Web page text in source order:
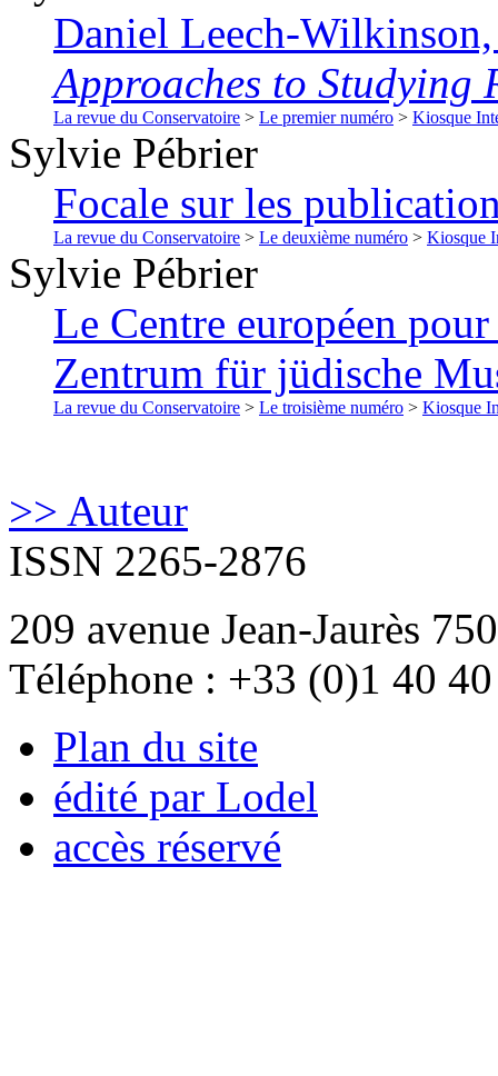
Daniel Leech-
Approaches to Studying
La revue du Conservatoire > Le premier numéro > Kiosque
Sylvie Pébrier
Focale sur les
La revue du Conservatoire > Le deuxième numéro > Kiosque
Sylvie Pébrier
Le Centre européen
Zentrum für jüdische
La revue du Conservatoire > Le troisième numéro > Kiosque
>> Auteur
ISSN 2265-2876
209 avenue Jean-Jaurès
Téléphone : +33 (0)1 40
Plan du site
édité par Lodel
accès réservé